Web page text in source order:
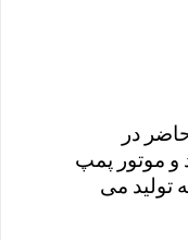
حال حاضر در
شود و موتور پمپ
4 اینچ بصورت 4 زمانه تولید می